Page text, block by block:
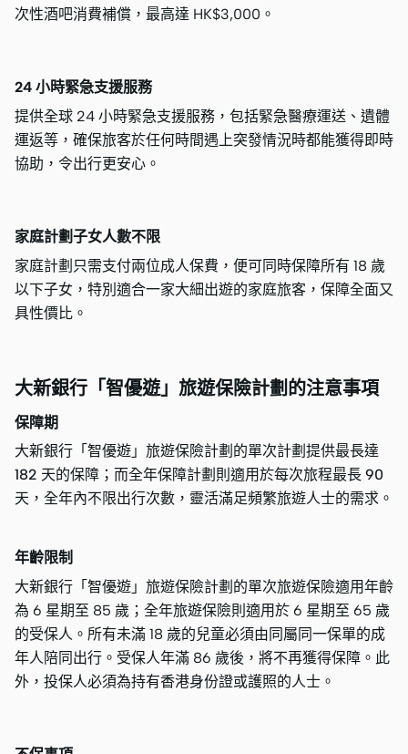
次性酒吧消費補償，最高達 HK$3,000。
24 小時緊急支援服務
提供全球 24 小時緊急支援服務，包括緊急醫療運送、遺體
運返等，確保旅客於任何時間遇上突發情況時都能獲得即時
協助，令出行更安心。
家庭計劃子女人數不限
家庭計劃只需支付兩位成人保費，便可同時保障所有 18 歲
以下子女，特別適合一家大細出遊的家庭旅客，保障全面又
具性價比。
大新銀行「智優遊」旅遊保險計劃的注意事項
保障期
大新銀行「智優遊」旅遊保險計劃的單次計劃提供最長達
182 天的保障；而全年保障計劃則適用於每次旅程最長 90
天，全年內不限出行次數，靈活滿足頻繁旅遊人士的需求。
年齡限制
大新銀行「智優遊」旅遊保險計劃的單次旅遊保險適用年齡
為 6 星期至 85 歲；全年旅遊保險則適用於 6 星期至 65 歲
的受保人。所有未滿 18 歲的兒童必須由同屬同一保單的成
年人陪同出行。受保人年滿 86 歲後，將不再獲得保障。此
外，投保人必須為持有香港身份證或護照的人士。